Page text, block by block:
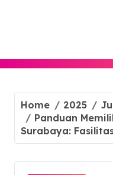
Home 2025
Panduan
Surabaya: